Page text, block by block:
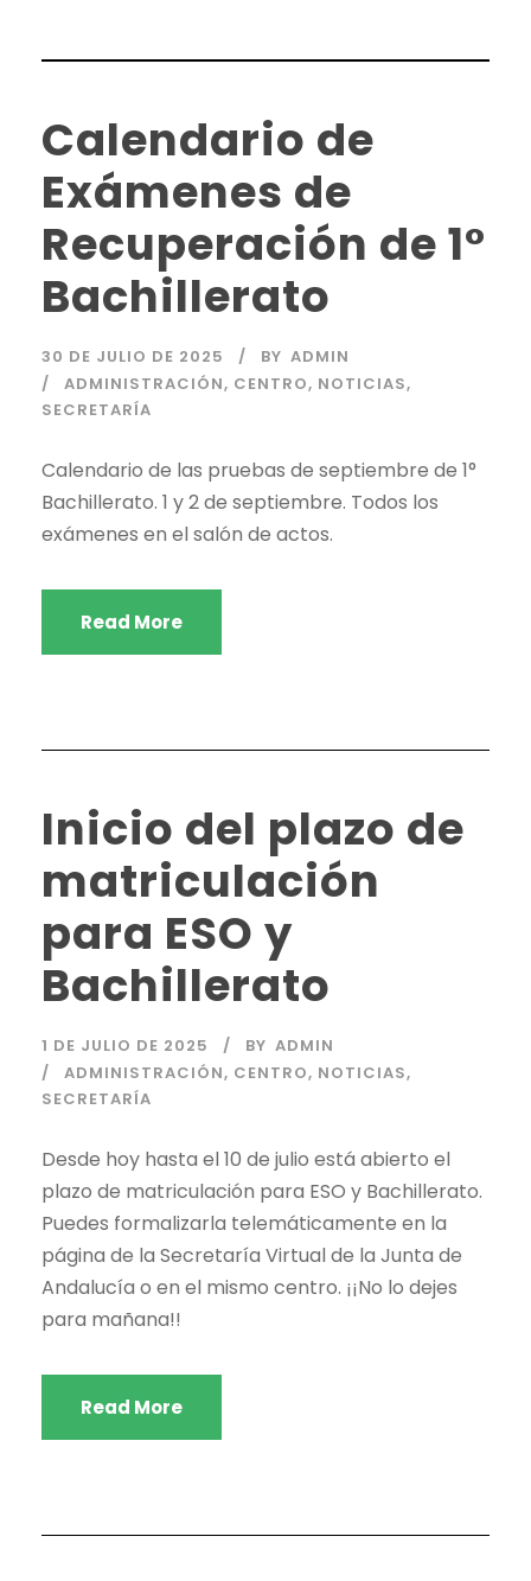
Calendario de
Exámenes de
Recuperación de 1°
Bachillerato
30 DE JULIO DE 2025 BY ADMIN
ADMINISTRACIÓN, CENTRO, NOTICIAS,
SECRETARÍA
Calendario de las pruebas de septiembre de 1°
Bachillerato. 1 y 2 de septiembre. Todos los
exámenes en el salón de actos.
Read More
Inicio del plazo de
matriculación
para ESO y
Bachillerato
1 DE JULIO DE 2025 BY ADMIN
ADMINISTRACIÓN, CENTRO, NOTICIAS,
SECRETARÍA
Desde hoy hasta el 10 de julio está abierto el
plazo de matriculación para ESO y Bachillerato.
Puedes formalizarla telemáticamente en la
página de la Secretaría Virtual de la Junta de
Andalucía o en el mismo centro. ¡¡No lo dejes
para mañana!!
Read More